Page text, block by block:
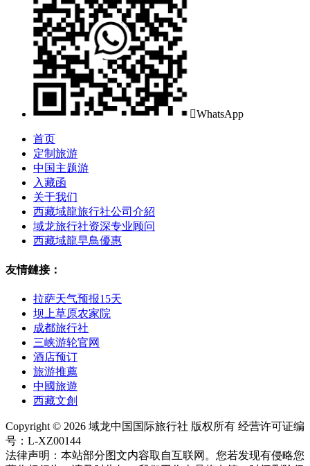
WhatsApp
首页
定制旅游
中国主题游
入藏函
关于我们
西藏域龍旅行社公司介紹
域龙旅行社资深专业顾问
西藏域龍早鳥優惠
友情鏈接：
拉萨天气预报15天
坝上草原农家院
成都旅行社
三峡游轮官网
酒店预订
旅游推薦
中國旅遊
西藏文創
Copyright © 2026 域龙中国国际旅行社 版权所有 经营许可证编
号：L-XZ00144
法律声明：本站部分图文内容取自互联网。您若发现有侵略您